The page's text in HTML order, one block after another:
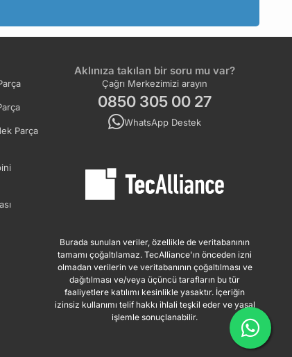
Parça
Aklınıza takılan bir soru mu var?
Çağrı Merkezimizi arayın
0850 305 00 27
WhatsApp Destek
Burada sunulan veriler, özellikle de veritabanının
tamamı çoğaltılamaz. TecAlliance'ın önceden izni
olmadan verilerin ve veritabanının çoğaltılması ve
dağıtılması ve/veya üçüncü tarafların bu tür
faaliyetlere katılımı kesinlikle yasaktır. İçeriğin
izinsiz kullanımı telif hakkı ihlali teşkil eder ve yasal
işlemle sonuçlanabilir.